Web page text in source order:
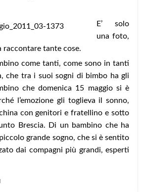
E’ solo
una foto,
raccontare tante cose.
come tanti, come sono in tanti
che tra i suoi sogni di bimbo ha gli
che domenica 15 maggio si è
l’emozione gli toglieva il sonno,
con genitori e fratellino e sotto
Brescia. Di un bambino che ha
grande sogno, che si è sentito
dai compagni più grandi, esperti